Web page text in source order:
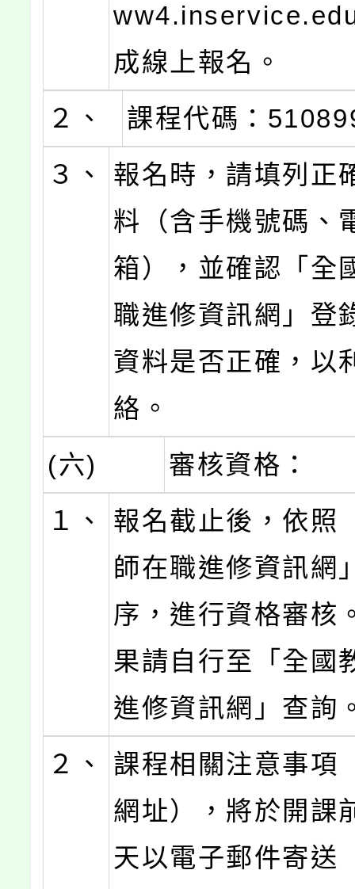
成線上報名。
２、
課程代碼：
３、
報名時，請填列正
料（含手機號碼、
箱），並確認「全
職進修資訊網」登
資料是否正確，以
絡。
(六)
審核資格：
１、
報名截止後，依照
師在職進修資訊網
序，進行資格審核
果請自行至「全國
進修資訊網」查詢
２、
課程相關注意事項
網址），將於開課
天以電子郵件寄送